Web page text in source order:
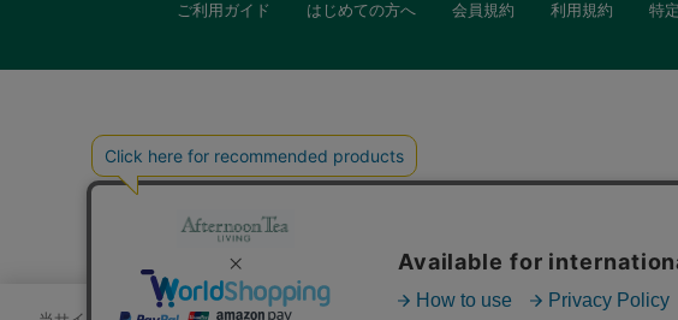
ご利用ガイド はじめての方へ 会員規約 利用規約 特
また、ギフトセ
「ソー